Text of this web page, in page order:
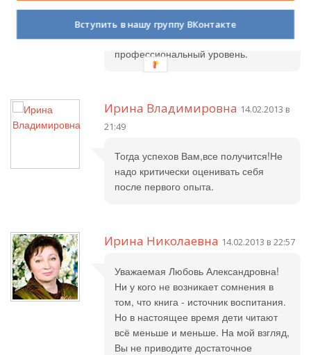
впервые. Спасибо организаторам за
предоставленную возможность
критически оценить свой
профессиональный уровень.
Ирина Владимировна 14.02.2013 в
21:49
Тогда успехов Вам,все получится!Не
надо критически оценивать себя
после первого опыта.
Ирина Николаевна 14.02.2013 в 22:57
Уважаемая Любовь Александровна!
Ни у кого не возникает сомнения в
том, что книга - источник воспитания.
Но в настоящее время дети читают
всё меньше и меньше. На мой взгляд,
Вы не приводите достаточное
Вступить в нашу группу ВКонтакте